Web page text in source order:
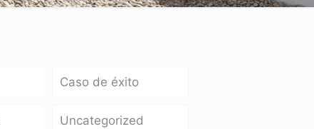
Caso de éxito
Uncategorized